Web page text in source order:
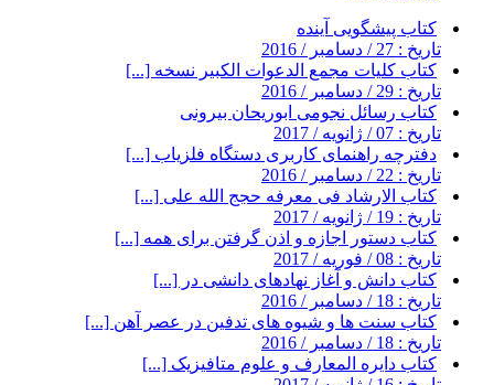
کتاب پیشگویی آینده
تاریخ : 27 / دسامبر / 2016
کتاب کلیات مجمع الدعوات الکبیر نسخه [...]
تاریخ : 29 / دسامبر / 2016
کتاب رسائل نجومی ابوریحان بیرونی
تاریخ : 07 / ژانویه / 2017
دفترچه راهنمای کاربری دستگاه فلزیاب [...]
تاریخ : 22 / دسامبر / 2016
کتاب الارشاد فی معرفه حجج الله علی [...]
تاریخ : 19 / ژانویه / 2017
کتاب دستور اجازه و اذن گرفتن برای همه [...]
تاریخ : 08 / فوریه / 2017
کتاب دانش و آغاز نهادهای دانشی در [...]
تاریخ : 18 / دسامبر / 2016
کتاب سنت ها و شیوه های تدفین در عصر آهن [...]
تاریخ : 18 / دسامبر / 2016
کتاب دایره المعارف و علوم متافیزیک [...]